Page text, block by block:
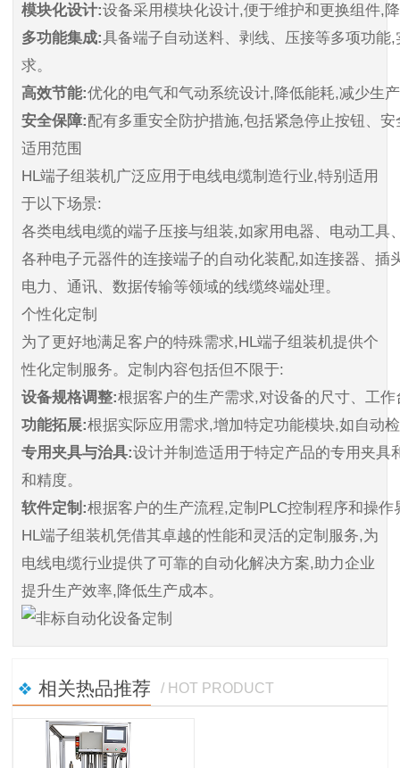
模块化设计:设备采用模块化设计,便于维护和更换组件,
多功能集成:具备端子自动送料、剥线、压接等多项功
求。
高效节能:优化的电气和气动系统设计,降低能耗,减少生
安全保障:配有多重安全防护措施,包括紧急停止按钮、
适用范围
HL端子组装机广泛应用于电线电缆制造行业,特别适用
于以下场景:
各类电线电缆的端子压接与组装,如家用电器、电动工具
各种电子元器件的连接端子的自动化装配,如连接器、插
电力、通讯、数据传输等领域的线缆终端处理。
个性化定制
为了更好地满足客户的特殊需求,HL端子组装机提供个
性化定制服务。定制内容包括但不限于:
设备规格调整:根据客户的生产需求,对设备的尺寸、工
功能拓展:根据实际应用需求,增加特定功能模块,如自动
专用夹具与治具:设计并制造适用于特定产品的专用夹
和精度。
软件定制:根据客户的生产流程,定制PLC控制程序和操
HL端子组装机凭借其卓越的性能和灵活的定制服务,为
电线电缆行业提供了可靠的自动化解决方案,助力企业
提升生产效率,降低生产成本。
相关热品推荐 / HOT PRODUCT